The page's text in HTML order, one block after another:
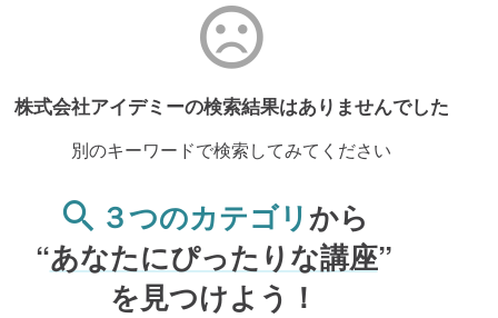
株式会社アイデミーの検索結果はありませんでした
別のキーワードで検索してみてください
３つのカテゴリから
“あなたにぴったりな講座”
を見つけよう！